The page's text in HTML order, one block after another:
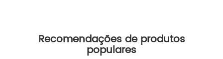
Recomendações de produtos
populares